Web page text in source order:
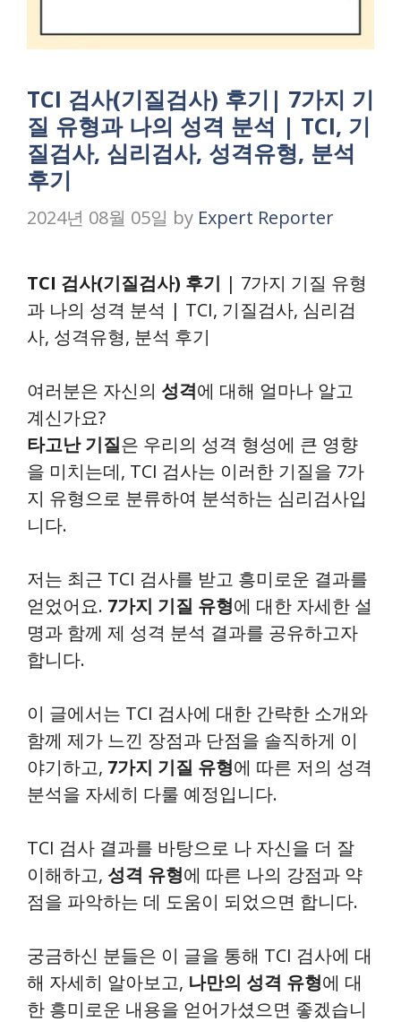
TCI 검사(기질검사) 후기| 7가지 기
질 유형과 나의 성격 분석 | TCI, 기
질검사, 심리검사, 성격유형, 분석
후기
2024년 08월 05일 by Expert Reporter
TCI 검사(기질검사) 후기 | 7가지 기질 유형
과 나의 성격 분석 | TCI, 기질검사, 심리검
사, 성격유형, 분석 후기
여러분은 자신의 성격에 대해 얼마나 알고
계신가요?
타고난 기질은 우리의 성격 형성에 큰 영향
을 미치는데, TCI 검사는 이러한 기질을 7가
지 유형으로 분류하여 분석하는 심리검사입
니다.
저는 최근 TCI 검사를 받고 흥미로운 결과를
얻었어요. 7가지 기질 유형에 대한 자세한 설
명과 함께 제 성격 분석 결과를 공유하고자
합니다.
이 글에서는 TCI 검사에 대한 간략한 소개와
함께 제가 느낀 장점과 단점을 솔직하게 이
야기하고, 7가지 기질 유형에 따른 저의 성격
분석을 자세히 다룰 예정입니다.
TCI 검사 결과를 바탕으로 나 자신을 더 잘
이해하고, 성격 유형에 따른 나의 강점과 약
점을 파악하는 데 도움이 되었으면 합니다.
궁금하신 분들은 이 글을 통해 TCI 검사에 대
해 자세히 알아보고, 나만의 성격 유형에 대
한 흥미로운 내용을 얻어가셨으면 좋겠습니